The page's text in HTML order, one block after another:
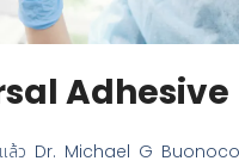
Adhesive
ล้ว Dr. Michael G